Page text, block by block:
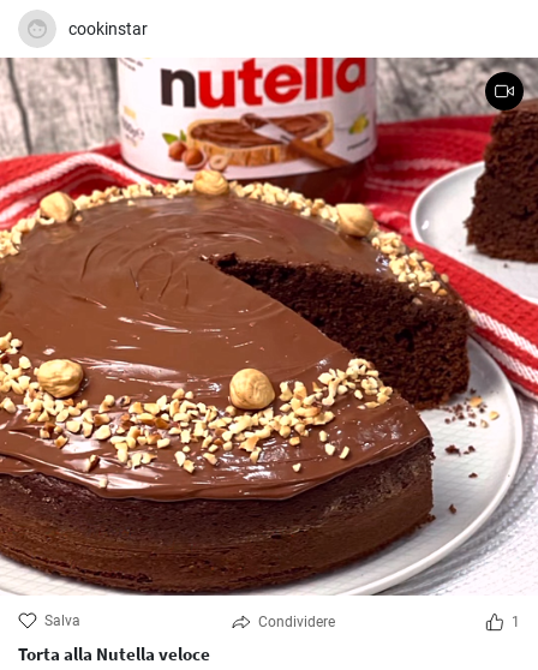
cookinstar
Salva Condividere 1
Torta alla Nutella veloce